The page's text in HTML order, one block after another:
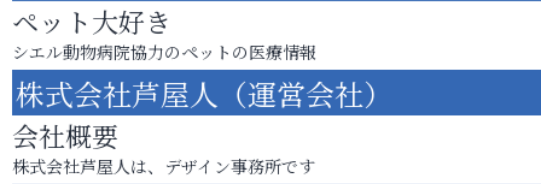
ペット大好き
シエル動物病院協力のペットの医療情報
株式会社芦屋人（運営会社）
会社概要
株式会社芦屋人は、デザイン事務所です